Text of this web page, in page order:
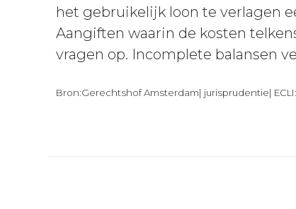
het gebruikelijk loon te verlagen
Aangiften waarin de kosten
vragen op. Incomplete balansen
Bron:Gerechtshof Amsterdam| jurisprudentie|